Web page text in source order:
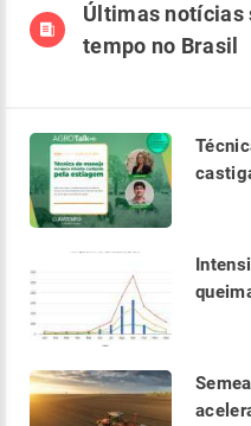
Últimas notícias
tempo no Brasil